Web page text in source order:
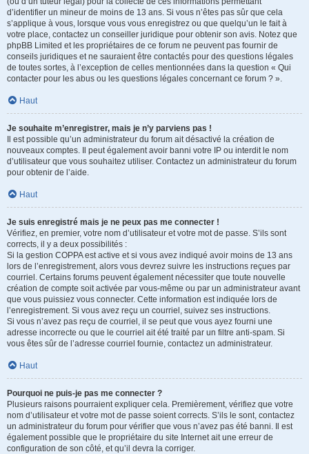
d’identifier un mineur de moins de 13 ans. Si vous n’êtes pas sûr que cela
s’applique à vous, lorsque vous vous enregistrez ou que quelqu’un le fait à
votre place, contactez un conseiller juridique pour obtenir son avis. Notez que
phpBB Limited et les propriétaires de ce forum ne peuvent pas fournir de
conseils juridiques et ne sauraient être contactés pour des questions légales
de toutes sortes, à l’exception de celles mentionnées dans la question « Qui
contacter pour les abus ou les questions légales concernant ce forum ? ».
Haut
Je souhaite m’enregistrer, mais je n’y parviens pas !
Il est possible qu’un administrateur du forum ait désactivé la création de
nouveaux comptes. Il peut également avoir banni votre IP ou interdit le nom
d’utilisateur que vous souhaitez utiliser. Contactez un administrateur du forum
pour obtenir de l’aide.
Haut
Je suis enregistré mais je ne peux pas me connecter !
Vérifiez, en premier, votre nom d’utilisateur et votre mot de passe. S’ils sont
corrects, il y a deux possibilités :
Si la gestion COPPA est active et si vous avez indiqué avoir moins de 13 ans
lors de l’enregistrement, alors vous devrez suivre les instructions reçues par
courriel. Certains forums peuvent également nécessiter que toute nouvelle
création de compte soit activée par vous-même ou par un administrateur avant
que vous puissiez vous connecter. Cette information est indiquée lors de
l’enregistrement. Si vous avez reçu un courriel, suivez ses instructions.
Si vous n’avez pas reçu de courriel, il se peut que vous ayez fourni une
adresse incorrecte ou que le courriel ait été traité par un filtre anti-spam. Si
vous êtes sûr de l’adresse courriel fournie, contactez un administrateur.
Haut
Pourquoi ne puis-je pas me connecter ?
Plusieurs raisons pourraient expliquer cela. Premièrement, vérifiez que votre
nom d’utilisateur et votre mot de passe soient corrects. S’ils le sont, contactez
un administrateur du forum pour vérifier que vous n’avez pas été banni. Il est
également possible que le propriétaire du site Internet ait une erreur de
configuration de son côté, et qu’il devra la corriger.